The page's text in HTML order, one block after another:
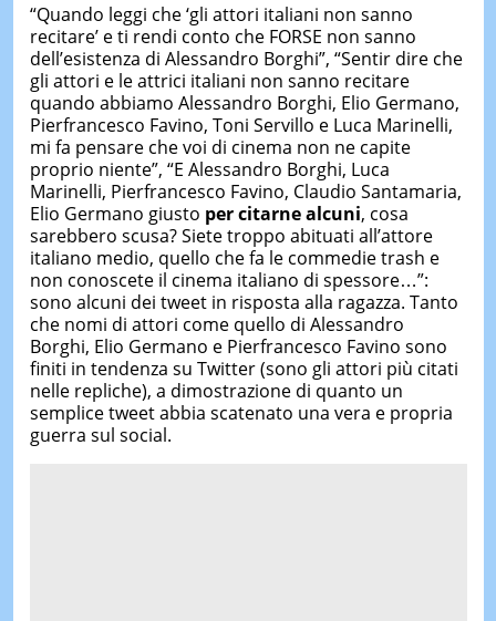
“Quando leggi che ‘gli attori italiani non sanno
recitare’ e ti rendi conto che FORSE non sanno
dell’esistenza di Alessandro Borghi”, “Sentir dire che
gli attori e le attrici italiani non sanno recitare
quando abbiamo Alessandro Borghi, Elio Germano,
Pierfrancesco Favino, Toni Servillo e Luca Marinelli,
mi fa pensare che voi di cinema non ne capite
proprio niente”, “E Alessandro Borghi, Luca
Marinelli, Pierfrancesco Favino, Claudio Santamaria,
Elio Germano giusto per citarne alcuni, cosa
sarebbero scusa? Siete troppo abituati all’attore
italiano medio, quello che fa le commedie trash e
non conoscete il cinema italiano di spessore…”:
sono alcuni dei tweet in risposta alla ragazza. Tanto
che nomi di attori come quello di Alessandro
Borghi, Elio Germano e Pierfrancesco Favino sono
finiti in tendenza su Twitter (sono gli attori più citati
nelle repliche), a dimostrazione di quanto un
semplice tweet abbia scatenato una vera e propria
guerra sul social.